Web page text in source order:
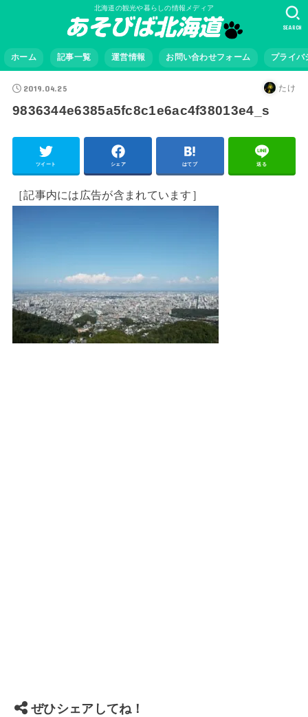
北海道の観光や暮らしの情報メディア
ホーム 記事一覧 運営情報 お問い合わせフォーム プライバ
SEARCH
2019.04.25 たけ
9836344e6385a5fc8c1e6ac4f38013e4_s
ツイート シェア はてブ 送る
［記事内には広告が含まれています］
ぜひシェアしてね！